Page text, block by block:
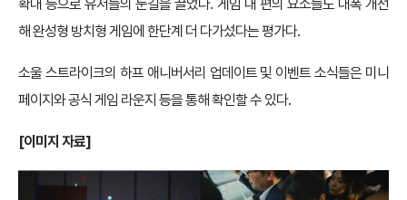
확대 등으로 유저들의 눈길을 끌었다. 게임 내 편의 요소들도 대폭 개선
해 완성형 방치형 게임에 한단계 더 다가섰다는 평가다.
소울 스트라이크의 하프 애니버서리 업데이트 및 이벤트 소식들은 미니
페이지와 공식 게임 라운지 등을 통해 확인할 수 있다.
[이미지 자료]